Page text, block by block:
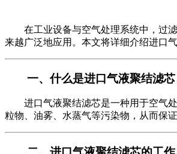
在工业设备与空气处理系统中，过
来越广泛地应用。本文将详细介绍进口
一、什么是进口气液聚结滤芯
进口气液聚结滤芯是一种用于空气
粒物、油雾、水蒸气等污染物，从而保